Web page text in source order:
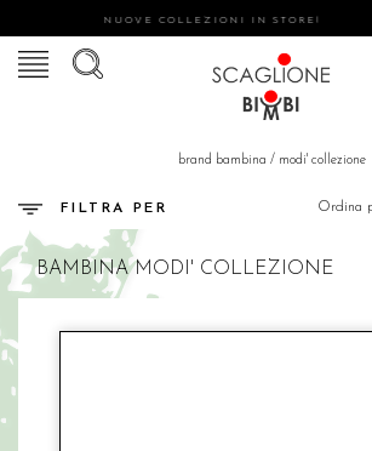
NUOVE COLLEZIONI IN STORE!
brand bambina / modi' collezione
FILTRA PER Ordina
BAMBINAMODI' COLLEZIONE